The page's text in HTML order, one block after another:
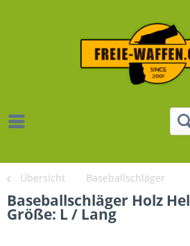
Übersicht Baseballschläger
Baseballschläger Holz
Größe: L / Lang